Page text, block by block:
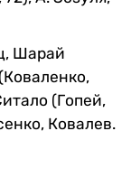
Шарай
(Гопей,
Ковалев.